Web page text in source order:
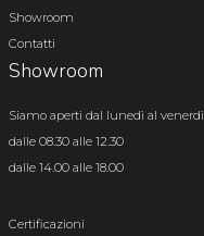
Showroom
Contatti
Showroom
Siamo aperti dal lunedì al venerdì
dalle 08.30 alle 12.30
dalle 14.00 alle 18.00
Certificazioni